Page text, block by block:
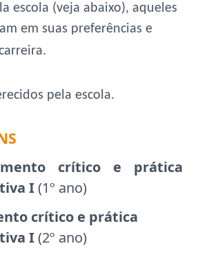
escola (veja abaixo), aqueles
em suas preferências e
pela escola.
crítico e prática
I(1º ano)
crítico e prática
I(2º ano)